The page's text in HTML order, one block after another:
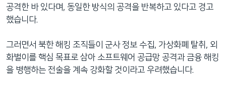
공격한 바 있다며, 동일한 방식의 공격을 반복하고 있다고 경고
했습니다.
그러면서 북한 해킹 조직들이 군사 정보 수집, 가상화폐 탈취, 외
화벌이를 핵심 목표로 삼아 소프트웨어 공급망 공격과 금융 해킹
을 병행하는 전술을 계속 강화할 것이라고 우려했습니다.